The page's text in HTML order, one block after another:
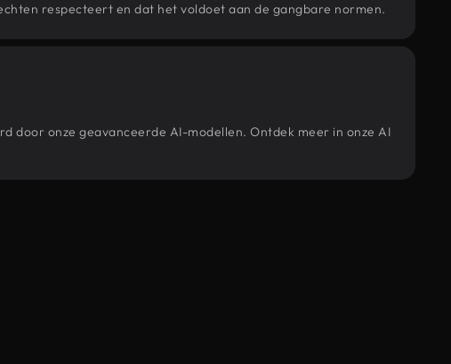
respecteert en dat het voldoet aan de gangbare normen.
onze geavanceerde AI-modellen. Ontdek meer in onze AI